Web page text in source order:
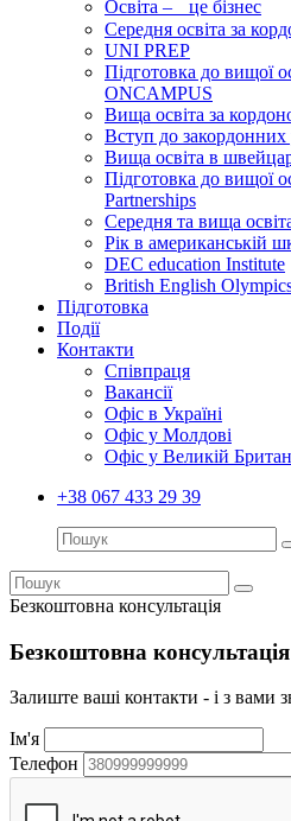
Освіта – це бізнес
Середня освіта за
UNI PREP
Підготовка до вищої
ONCAMPUS
Вища освіта за
Вступ до закордонних
Вища освіта в
Підготовка до вищої
Partnerships
Середня та вища
Рік в американській
DEC education Institute
British English
Підготовка
Події
Контакти
Співпраця
Вакансії
Офіс в Україні
Офіс у Молдові
Офіс у Великій
+38 067 433 29 39
Безкоштовна консультація
Безкоштовна консультація
Залиште ваші контакти - і з вами
Ім'я
Телефон